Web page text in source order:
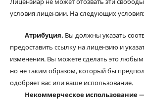
условия лицензии. На следующих
Атрибуция. Вы должны указать
предоставить ссылку на лицензию и
изменения. Вы можете сделать это
но не таким образом, который бы
одобряет вас или ваше использование.
Некоммерческое использование—